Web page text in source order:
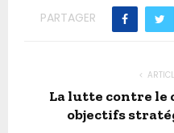
PARTAGER
La lutte contre le
objectifs